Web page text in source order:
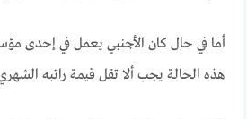
أما في حال كان الأجنبي يعمل في إحدى
هذه الحالة يجب ألا تقل قيمة راتبه الشهري عن 650 دينار